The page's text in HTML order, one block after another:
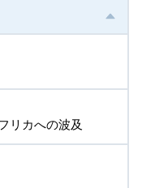
リカへの波及